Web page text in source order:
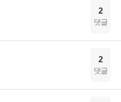
2
댓글
2
댓글